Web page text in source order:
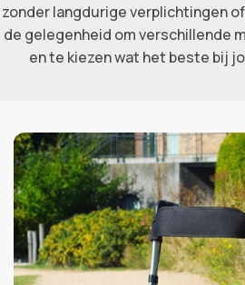
zonder langdurige verplichtingen
de gelegenheid om verschillende
en te kiezen wat het beste bij